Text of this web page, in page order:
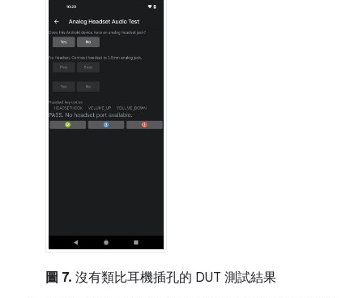
圖 7. 沒有類比耳機插孔的 DUT 測試結果